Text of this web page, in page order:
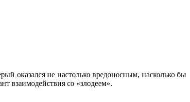
оказался не настолько вредоносным, насколько бы
взаимодействия со «злодеем».